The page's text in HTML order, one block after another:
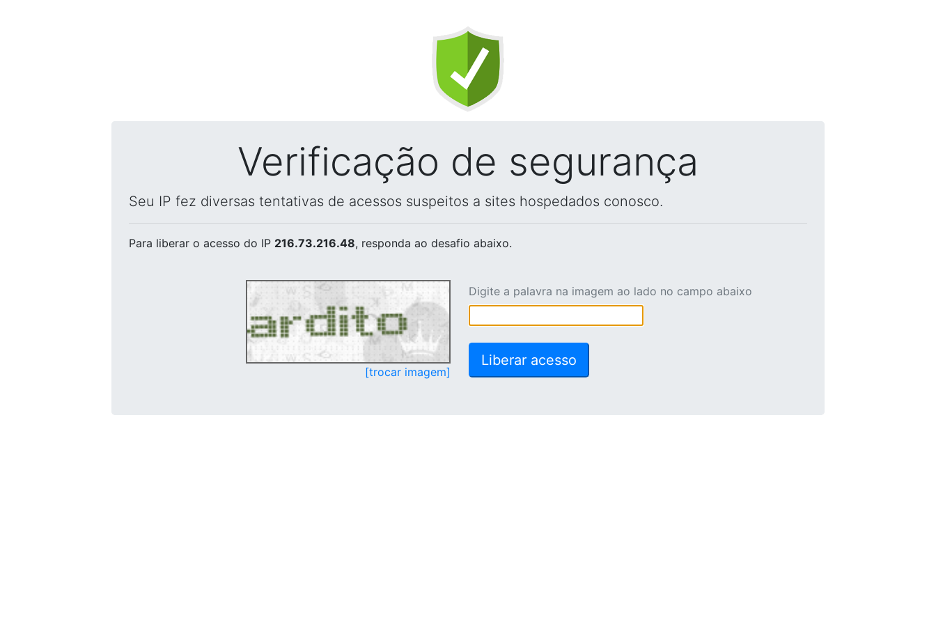
Verificação de segurança
Seu IP fez diversas tentativas de acessos suspeitos a sites hospedados conosco.
Para liberar o acesso do IP 216.73.216.48, responda ao desafio abaixo.
[trocar imagem]
Digite a palavra na imagem ao lado no campo abaixo